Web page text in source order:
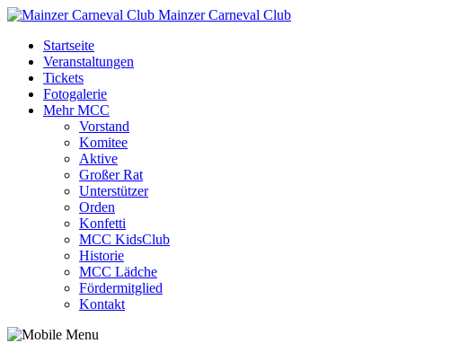
Mainzer Carneval Club
Startseite
Veranstaltungen
Tickets
Fotogalerie
Mehr MCC
Vorstand
Komitee
Aktive
Großer Rat
Unterstützer
Orden
Konfetti
MCC KidsClub
Historie
MCC Lädche
Fördermitglied
Kontakt